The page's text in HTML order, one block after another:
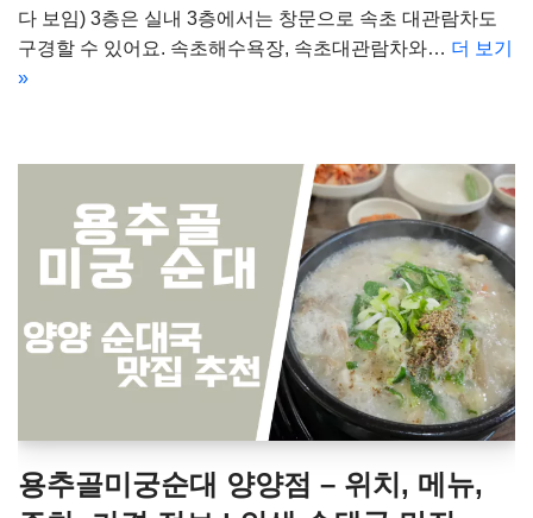
다 보임) 3층은 실내 3층에서는 창문으로 속초 대관람차도
구경할 수 있어요. 속초해수욕장, 속초대관람차와… 더 보기
»
용추골미궁순대 양양점 – 위치, 메뉴,